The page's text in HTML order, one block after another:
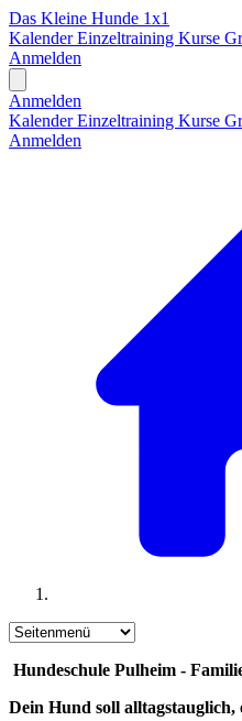
Das Kleine Hunde 1x1
KalenderEinzeltraining Kurse
Anmelden
Anmelden
KalenderEinzeltraining Kurse
Anmelden
Hundeschule Pulheim -
Dein Hund soll alltagstauglich,